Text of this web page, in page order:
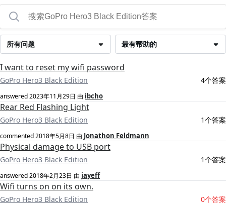
最有帮助的
所有问题
I want to reset my wifi password
GoPro Hero3 Black Edition 4个答案
answered2023年11月29日 由 ibcho
Rear Red Flashing Light
GoPro Hero3 Black Edition 1个答案
commented2018年5月8日 由 Jonathon Feldmann
Physical damage to USB port
GoPro Hero3 Black Edition 1个答案
answered2018年2月23日 由 jayeff
Wifi turns on on its own.
GoPro Hero3 Black Edition 0个答案